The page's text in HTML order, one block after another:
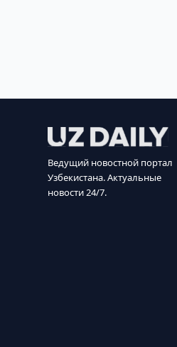
Ведущий новостной портал
Узбекистана. Актуальные
новости 24/7.